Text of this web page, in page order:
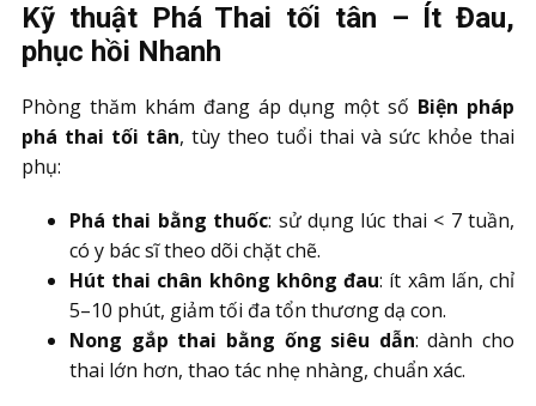
Kỹ thuật Phá Thai tối tân – Ít Đau,
phục hồi Nhanh
Phòng thăm khám đang áp dụng một số Biện pháp
phá thai tối tân, tùy theo tuổi thai và sức khỏe thai
phụ:
Phá thai bằng thuốc: sử dụng lúc thai < 7 tuần,
có y bác sĩ theo dõi chặt chẽ.
Hút thai chân không không đau: ít xâm lấn, chỉ
5–10 phút, giảm tối đa tổn thương dạ con.
Nong gắp thai bằng ống siêu dẫn: dành cho
thai lớn hơn, thao tác nhẹ nhàng, chuẩn xác.